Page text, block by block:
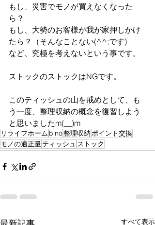
もし、災害でモノが買えなくなった
ら？
もし、大勢のお客様が我が家押しかけ
たら？（そんなことない(^^;です)
など、究極を考えないという事です。
ストックのストックはNGです。
このティッシュの山を戒めとして、も
う一度、整理収納の概念を復習しよう
と思いましたm(__)m
リライフホーム bino整理収納ポイント交換
モノの適正量ティッシュ ストック
すべて表示